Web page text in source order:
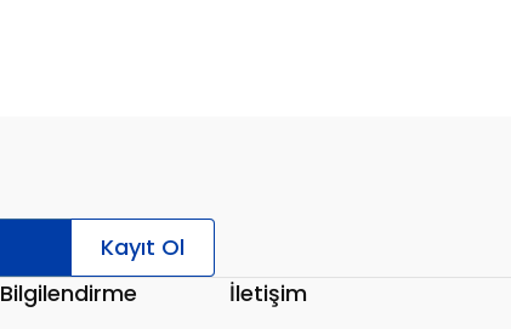
Kayıt Ol
Bilgilendirme İletişim